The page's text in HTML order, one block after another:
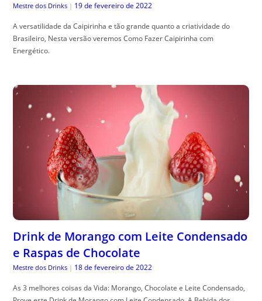
Mestre dos Drinks | 19 de fevereiro de 2022
A versatilidade da Caipirinha e tão grande quanto a criatividade do
Brasileiro, Nesta versão veremos Como Fazer Caipirinha com
Energético.
Drink de Morango com Leite Condensado
e Raspas de Chocolate
Mestre dos Drinks | 18 de fevereiro de 2022
As 3 melhores coisas da Vida: Morango, Chocolate e Leite Condensado,